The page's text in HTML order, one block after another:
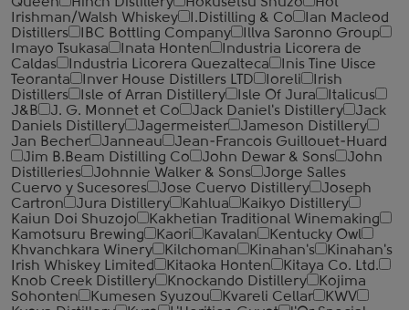
Irishman/Walsh Whiskey
I.Distilling & Co
Ian Macleod
Distillers
IBC Bottling Company
Illva Saronno Group
Imayo Tsukasa
Inata Honten
Industria Licorera de
Caldas
Industria Licorera Quezalteca
Inis Tine Uisce
Teoranta
Inver House Distillers LTD Ioreli
Irish
Distillers
Isle of Arran Distillery Isle Of Jura
Italicus
J&B
J. G. Monnet et Co Jack Daniel's Distillery
Jack
Daniels Distillery
Jagermeister
Jameson Distillery
Jan Becher
Janneau
Jean-Francois Guillouet-Huard
Jim B.Beam Distilling Co
John Dewar & Sons
John
Distilleries
Johnnie Walker & Sons
Jorge Salles
Cuervo y Sucesores
Jose Cuervo Distillery
Joseph
Cartron
Jura Distillery Kahlua
Kaikyo Distillery
Kaiun Doi Shuzojo
Kakhetian Traditional Winemaking
Kamotsuru Brewing
Kaori Kavalan
Kentucky Owl
Khvanchkara Winery
Kilchoman Kinahan's
Kinahan's
Irish Whiskey Limited
Kitaoka Honten
Kitaya Co. Ltd.
Knob Creek Distillery
Knockando Distillery
Kojima
Sohonten
Kumesen Syuzou Kvareli Cellar
KWV